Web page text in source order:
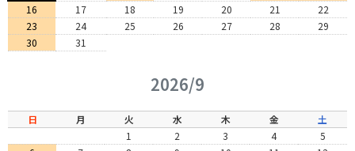
16
17 18 19 20 21
22
23
24 25 26 27 28
29
30
31
2026/9
日 月 火 水 木 金
土
1
2 3 4
5